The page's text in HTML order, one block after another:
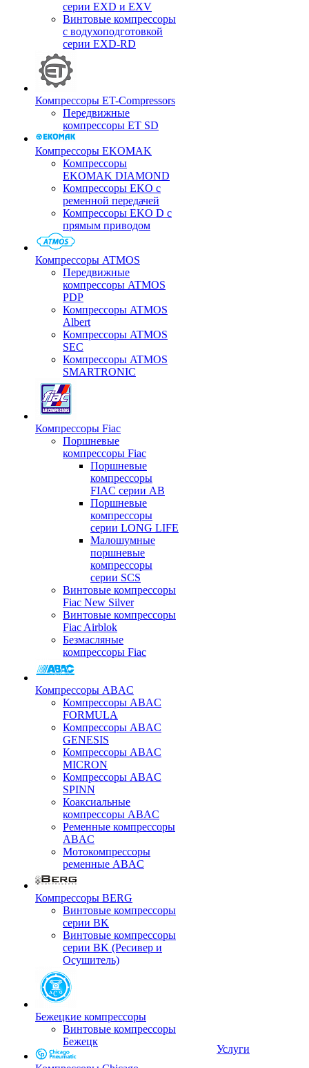
серии EXD и EXV
Винтовые компрессоры
с водухоподготовкой
серии EXD-RD
Компрессоры ET-Compressors
Передвижные
компрессоры ET SD
Компрессоры EKOMAK
Компрессоры
EKOMAK DIAMOND
Компрессоры EKO c
ременной передачей
Компрессоры EKO D с
прямым приводом
Компрессоры ATMOS
Передвижные
компрессоры ATMOS
PDP
Компрессоры ATMOS
Albert
Компрессоры ATMOS
SEC
Компрессоры ATMOS
SMARTRONIC
Компрессоры Fiac
Поршневые
компрессоры Fiac
Поршневые
компрессоры
FIAC серии AB
Поршневые
компрессоры
серии LONG LIFE
Малошумные
поршневые
компрессоры
серии SCS
Винтовые компрессоры
Fiac New Silver
Винтовые компрессоры
Fiac Airblok
Безмасляные
компрессоры Fiac
Компрессоры ABAC
Компрессоры ABAC
FORMULA
Компрессоры ABAC
GENESIS
Компрессоры ABAC
MICRON
Компрессоры ABAC
SPINN
Коаксиальные
компрессоры ABAC
Ременные компрессоры
ABAC
Мотокомпрессоры
ременные ABAC
Компрессоры BERG
Винтовые компрессоры
серии BK
Винтовые компрессоры
серии BK (Ресивер и
Осушитель)
Бежецкие компрессоры
Винтовые компрессоры
Бежецк
Услуги